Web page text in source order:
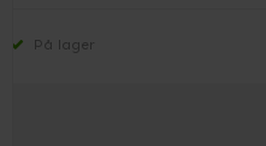
På lager